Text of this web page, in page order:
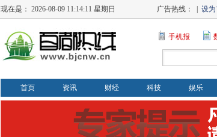
现在是： 2026-08-09 11:14:11 星期日 广告热线： | 设
手机报
首页 资讯 财经 科技 娱乐